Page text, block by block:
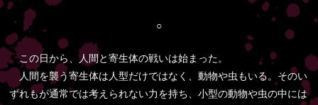
○
この日から、人間と寄生体の戦いは始まった。
人間を襲う寄生体は人型だけではなく、動物や虫もいる。そのい
ずれもが通常では考えられない力を持ち、小型の動物や虫の中には